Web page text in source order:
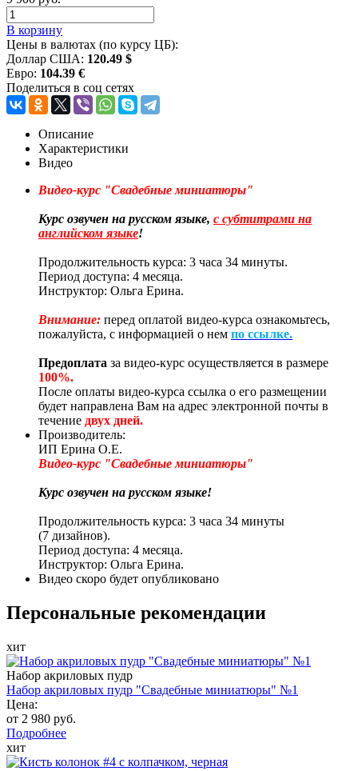
В корзину
Цены в валютах (по курсу ЦБ):
Доллар США: 120.49 $
Евро: 104.39 €
Поделиться в соц сетях
Описание
Характеристики
Видео
Видео-курс "Свадебные миниатюры"
Курс озвучен на русском языке, с субтитрами на
английском языке!
Продолжительность курса: 3 часа 34 минуты.
Период доступа: 4 месяца.
Инструктор: Ольга Ерина.
Внимание: перед оплатой видео-курса ознакомьтесь,
пожалуйста, с информацией о нем по ссылке.
Предоплата за видео-курс осуществляется в размере
100%.
После оплаты видео-курса ссылка о его размещении
будет направлена Вам на адрес электронной почты в
течение двух дней.
Производитель:
ИП Ерина О.Е.
Видео-курс "Свадебные миниатюры"
Курс озвучен на русском языке!
Продолжительность курса: 3 часа 34 минуты
(7 дизайнов).
Период доступа: 4 месяца.
Инструктор: Ольга Ерина.
Видео скоро будет опубликовано
Персональные рекомендации
хит
Набор акриловых пудр
Набор акриловых пудр "Свадебные миниатюры" №1
Цена:
от 2 980 руб.
Подробнее
хит